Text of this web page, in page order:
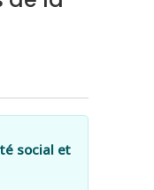
social et